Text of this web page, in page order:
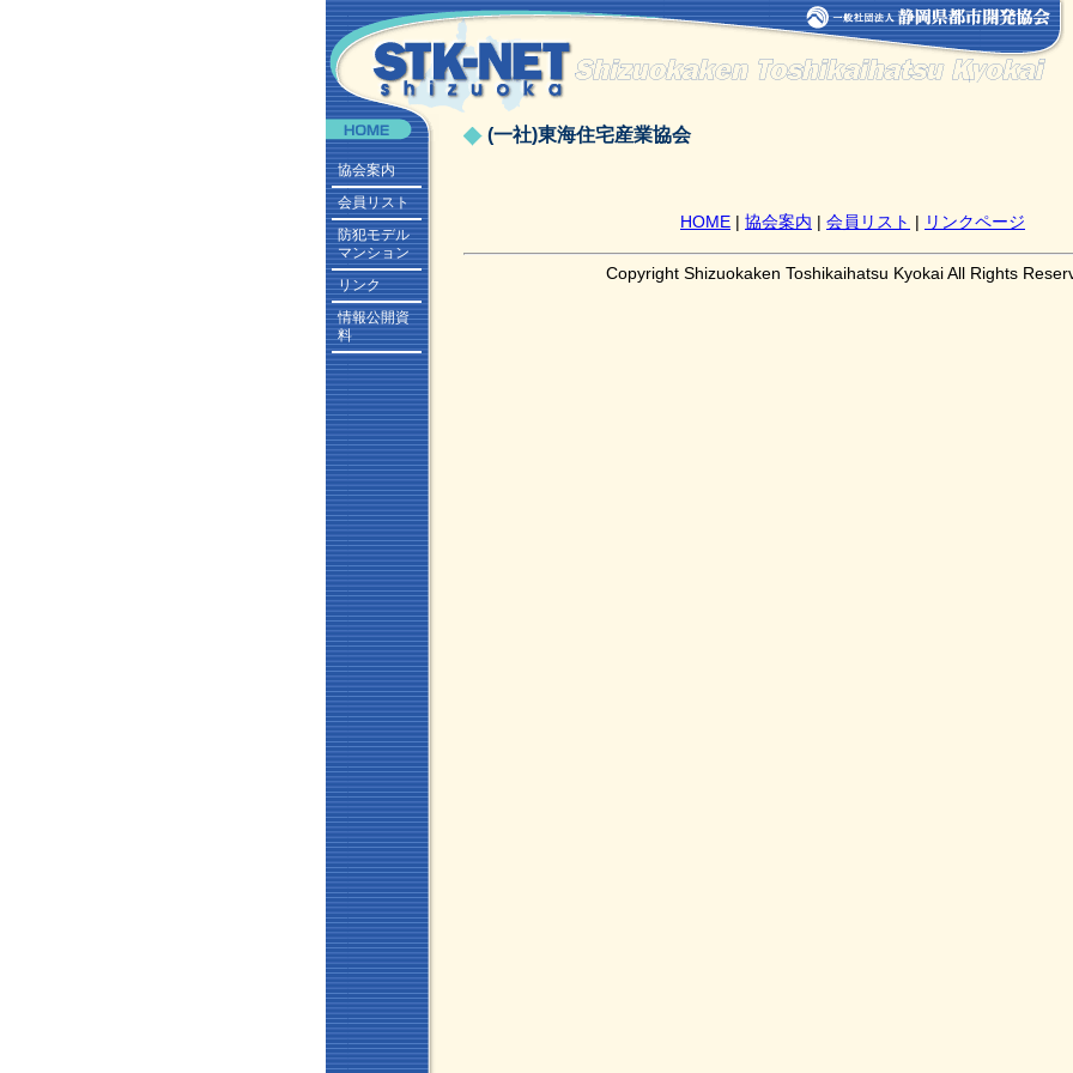
協会案内
会員リスト
防犯モデル
マンション
リンク
情報公開資
料
(一社)東海住宅産業協会
HOME | 協会案内 | 会員リスト | リンクページ
Copyright Shizuokaken Toshikaihatsu Kyokai All Rights